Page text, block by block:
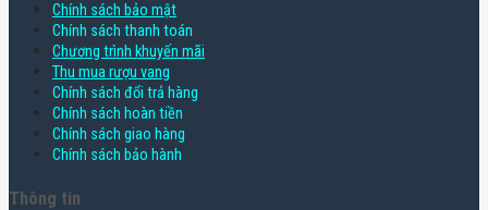
Chính sách bảo mật
Chính sách thanh toán
Chương trình khuyến mãi
Thu mua rượu vang
Chính sách đổi trả hàng
Chính sách hoàn tiền
Chính sách giao hàng
Chính sách bảo hành
Thông tin